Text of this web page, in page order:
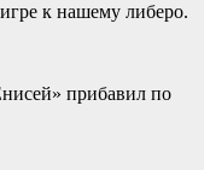
к нашему либеро.
прибавил по